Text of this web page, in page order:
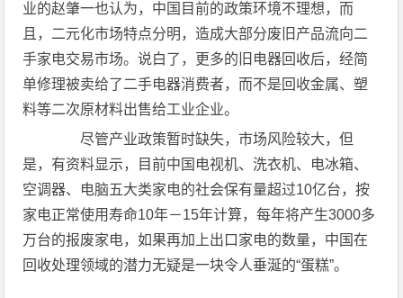
业的赵肇一也认为，中国目前的政策环境不理想，而
且，二元化市场特点分明，造成大部分废旧产品流向二
手家电交易市场。说白了，更多的旧电器回收后，经简
单修理被卖给了二手电器消费者，而不是回收金属、塑
料等二次原材料出售给工业企业。
尽管产业政策暂时缺失，市场风险较大，但
是，有资料显示，目前中国电视机、洗衣机、电冰箱、
空调器、电脑五大类家电的社会保有量超过10亿台，按
家电正常使用寿命10年－15年计算，每年将产生3000多
万台的报废家电，如果再加上出口家电的数量，中国在
回收处理领域的潜力无疑是一块令人垂涎的“蛋糕”。